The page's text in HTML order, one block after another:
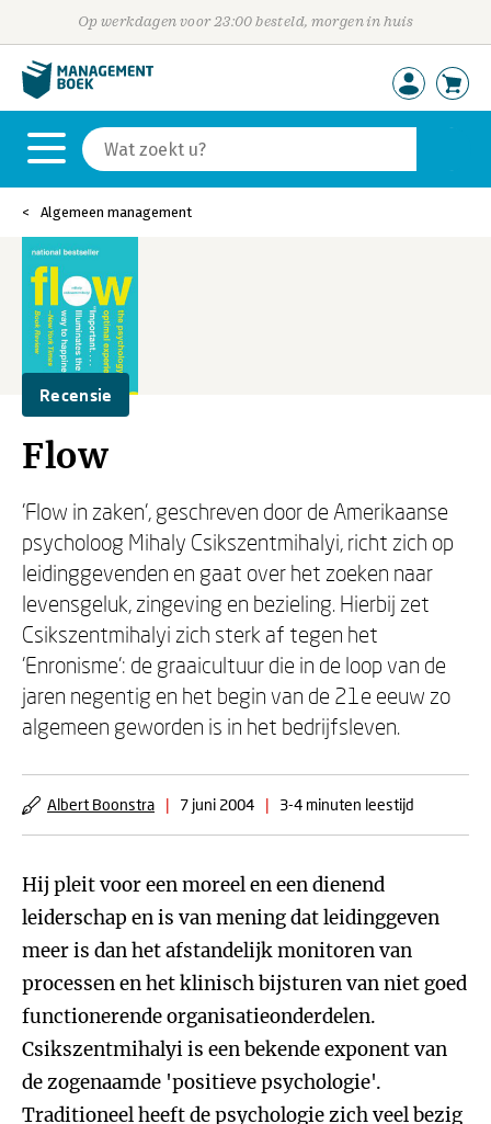
Op werkdagen voor 23:00 besteld, morgen in huis
Algemeen management
Recensie
Flow
'Flow in zaken', geschreven door de Amerikaanse
psycholoog Mihaly Csikszentmihalyi, richt zich op
leidinggevenden en gaat over het zoeken naar
levensgeluk, zingeving en bezieling. Hierbij zet
Csikszentmihalyi zich sterk af tegen het
'Enronisme': de graaicultuur die in de loop van de
jaren negentig en het begin van de 21e eeuw zo
algemeen geworden is in het bedrijfsleven.
Albert Boonstra | 7 juni 2004 | 3-4 minuten leestijd
Hij pleit voor een moreel en een dienend
leiderschap en is van mening dat leidinggeven
meer is dan het afstandelijk monitoren van
processen en het klinisch bijsturen van niet goed
functionerende organisatieonderdelen.
Csikszentmihalyi is een bekende exponent van
de zogenaamde 'positieve psychologie'.
Traditioneel heeft de psychologie zich veel bezig